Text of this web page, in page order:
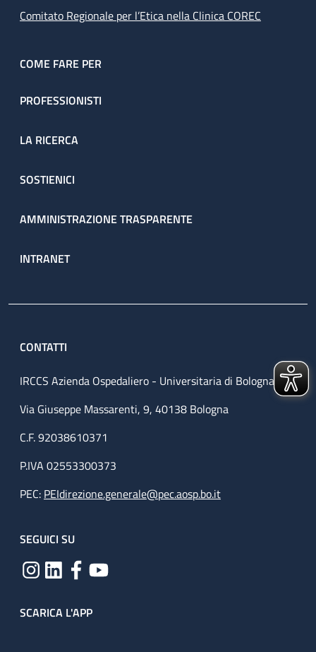
Comitato Regionale per l’Etica nella Clinica COREC
COME FARE PER
PROFESSIONISTI
LA RICERCA
SOSTIENICI
AMMINISTRAZIONE TRASPARENTE
INTRANET
CONTATTI
IRCCS Azienda Ospedaliero - Universitaria di Bologna
Via Giuseppe Massarenti, 9, 40138 Bologna
C.F. 92038610371
P.IVA 02553300373
PEC: PEIdirezione.generale@pec.aosp.bo.it
SEGUICI SU
SCARICA L'APP